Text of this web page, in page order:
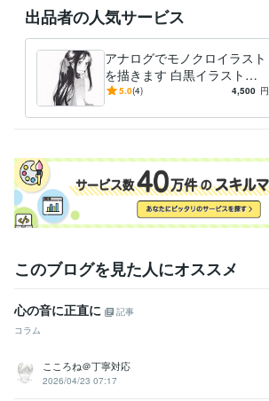
出品者の人気サービス
アナログでモノクロイラスト
を描きます 白黒イラスト・
線画だけ欲しい方へ
5.0(4) 4,500 円
このブログを見た人にオススメ
心の音に正直に
記事
コラム
こころね＠丁寧対応
2026/04/23 07:17